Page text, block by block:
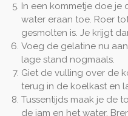
In een kommetje doe je
water eraan toe. Roer
gesmolten is. Je krijgt
Voeg de gelatine nu
lage stand nogmaals.
Giet de vulling over de
terug in de koelkast en
Tussentijds maak je de
de jam en het water.